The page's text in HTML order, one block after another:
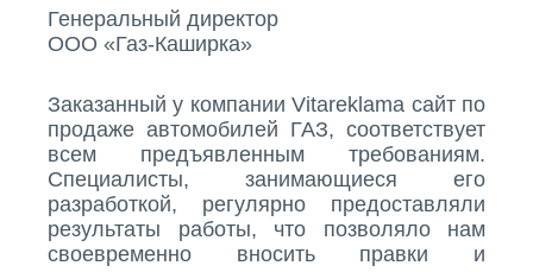
Генеральный директор
ООО «Газ-Каширка»
Заказанный у компании Vitareklama сайт по
продаже автомобилей ГАЗ, соответствует
всем предъявленным требованиям.
Специалисты, занимающиеся его
разработкой, регулярно предоставляли
результаты работы, что позволяло нам
своевременно вносить правки и